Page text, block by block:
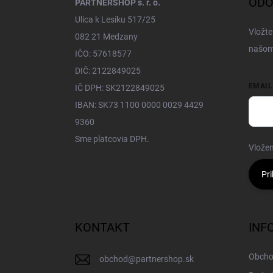
PARTNERSHOP s. r. o.
Ulica k Lesíku 517/25
082 21 Medzany
IČO: 57618577
DIČ: 2122849025
IČ DPH: SK2122849025
IBAN: SK73 1100 0000 0029 4429
9360
Sme platcovia DPH.
EMAIL
KONTAKT
obchod@partnershop.sk